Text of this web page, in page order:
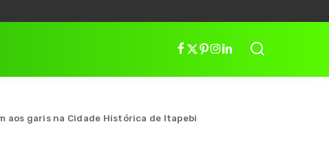
aos garis na Cidade Histórica de Itapebi